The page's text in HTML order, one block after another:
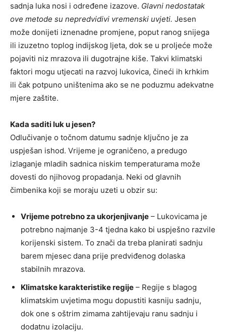
sadnja luka nosi i određene izazove. Glavni nedostatak
ove metode su nepredvidivi vremenski uvjeti. Jesen
može donijeti iznenadne promjene, poput ranog snijega
ili izuzetno toplog indijskog ljeta, dok se u proljeće može
pojaviti niz mrazova ili dugotrajne kiše. Takvi klimatski
faktori mogu utjecati na razvoj lukovica, čineći ih krhkim
ili čak potpuno uništenima ako se ne poduzmu adekvatne
mjere zaštite.
Kada saditi luk u jesen?
Odlučivanje o točnom datumu sadnje ključno je za
uspješan ishod. Vrijeme je ograničeno, a predugo
izlaganje mladih sadnica niskim temperaturama može
dovesti do njihovog propadanja. Neki od glavnih
čimbenika koji se moraju uzeti u obzir su:
Vrijeme potrebno za ukorjenjivanje – Lukovicama je
potrebno najmanje 3-4 tjedna kako bi uspješno razvile
korijenski sistem. To znači da treba planirati sadnju
barem mjesec dana prije predviđenog dolaska
stabilnih mrazova.
Klimatske karakteristike regije – Regije s blagog
klimatskim uvjetima mogu dopustiti kasniju sadnju,
dok one s oštrim zimama zahtijevaju ranu sadnju i
dodatnu izolaciju.